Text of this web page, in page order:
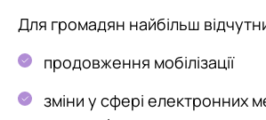
Для громадян найбільш
продовження мобілізації
зміни у сфері електронних